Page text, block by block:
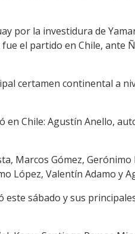
por la investidura de
el partido en Chile, ante
certamen continental a
Chile: Agustín Anello,
Marcos Gómez,
López, Valentín Adamo y
sábado y sus